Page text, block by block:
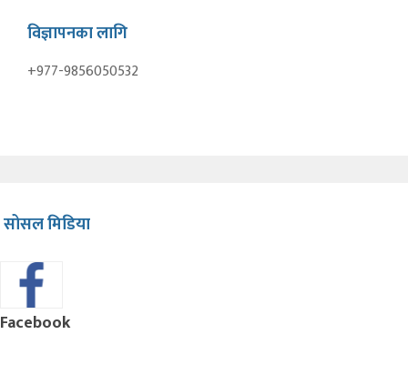
विज्ञापनका लागि
+977-9856050532
सोसल मिडिया
Facebook